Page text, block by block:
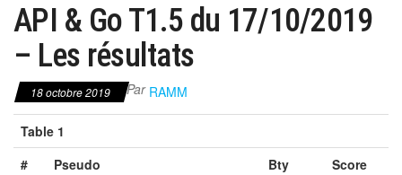
API & Go T1.5 du 17/10/2019
– Les résultats
18 octobre 2019 Par RAMM
Table 1
#
Pseudo Bty
Score